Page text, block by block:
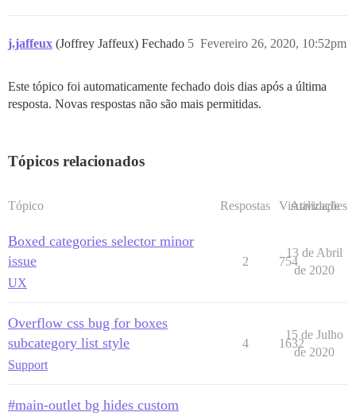
j.jaffeux (Joffrey Jaffeux) Fechado Fevereiro 26, 2020, 10:52pm
5
Este tópico foi automaticamente fechado dois dias após a última
resposta. Novas respostas não são mais permitidas.
Tópicos relacionados
Tópico Respostas Visualizações
Atividade
Boxed categories selector minor
issue
UX
2 754
13 de Abril
de 2020
Overflow css bug for boxes
subcategory list style
Support
4 1632
15 de Julho
de 2020
#main-outlet bg hides custom